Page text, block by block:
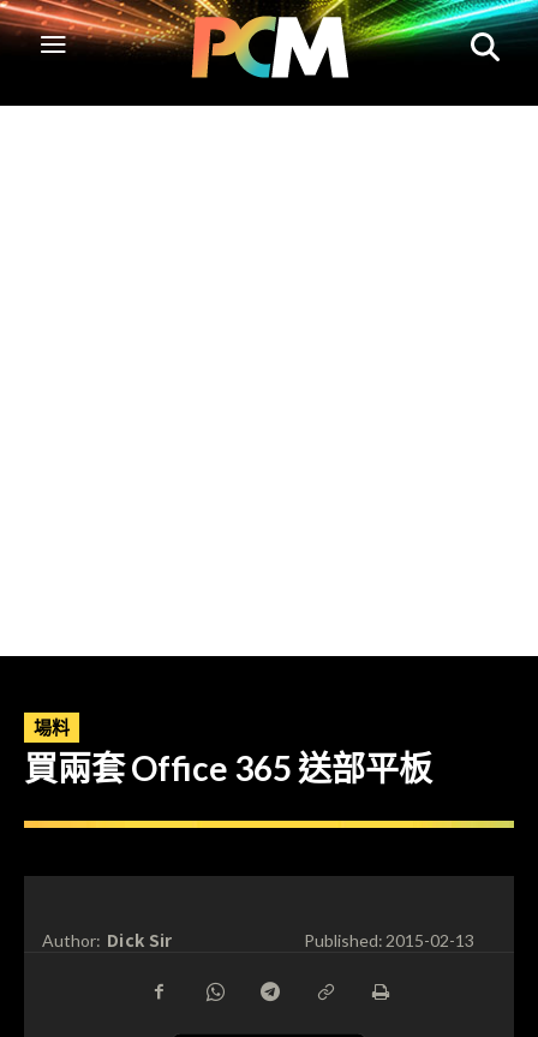
場料
買兩套 Office 365 送部平板
Author: Dick Sir Published:2015-02-13